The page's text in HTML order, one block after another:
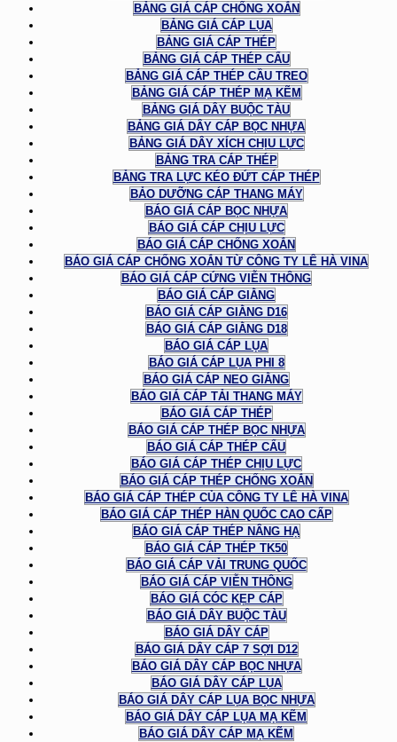
BẢNG GIÁ CÁP CHỐNG XOẮN
BẢNG GIÁ CÁP LỤA
BẢNG GIÁ CÁP THÉP
BẢNG GIÁ CÁP THÉP CẨU
BẢNG GIÁ CÁP THÉP CẦU TREO
BẢNG GIÁ CÁP THÉP MẠ KẼM
BẢNG GIÁ DÂY BUỘC TÀU
BẢNG GIÁ DÂY CÁP BỌC NHỰA
BẢNG GIÁ DÂY XÍCH CHỊU LỰC
BẢNG TRA CÁP THÉP
BẢNG TRA LỰC KÉO ĐỨT CÁP THÉP
BẢO DƯỠNG CÁP THANG MÁY
BÁO GIÁ CÁP BỌC NHỰA
BÁO GIÁ CÁP CHỊU LỰC
BÁO GIÁ CÁP CHỐNG XOẮN
BÁO GIÁ CÁP CHỐNG XOẮN TỪ CÔNG TY LÊ HÀ VINA
BÁO GIÁ CÁP CỨNG VIỄN THÔNG
BÁO GIÁ CÁP GIẰNG
BÁO GIÁ CÁP GIẰNG D16
BÁO GIÁ CÁP GIẰNG D18
BÁO GIÁ CÁP LỤA
BÁO GIÁ CÁP LỤA PHI 8
BÁO GIÁ CÁP NEO GIẰNG
BÁO GIÁ CÁP TẢI THANG MÁY
BÁO GIÁ CÁP THÉP
BÁO GIÁ CÁP THÉP BỌC NHỰA
BÁO GIÁ CÁP THÉP CẨU
BÁO GIÁ CÁP THÉP CHỊU LỰC
BÁO GIÁ CÁP THÉP CHỐNG XOẮN
BÁO GIÁ CÁP THÉP CỦA CÔNG TY LÊ HÀ VINA
BÁO GIÁ CÁP THÉP HÀN QUỐC CAO CẤP
BÁO GIÁ CÁP THÉP NÂNG HẠ
BÁO GIÁ CÁP THÉP TK50
BÁO GIÁ CÁP VẢI TRUNG QUỐC
BÁO GIÁ CÁP VIỄN THÔNG
BÁO GIÁ CÓC KẸP CÁP
BÁO GIÁ DÂY BUỘC TÀU
BÁO GIÁ DÂY CÁP
BÁO GIÁ DÂY CÁP 7 SỢI D12
BÁO GIÁ DÂY CÁP BỌC NHỰA
BÁO GIÁ DÂY CÁP LỤA
BÁO GIÁ DÂY CÁP LỤA BỌC NHỰA
BÁO GIÁ DÂY CÁP LỤA MẠ KẼM
BÁO GIÁ DÂY CÁP MẠ KẼM